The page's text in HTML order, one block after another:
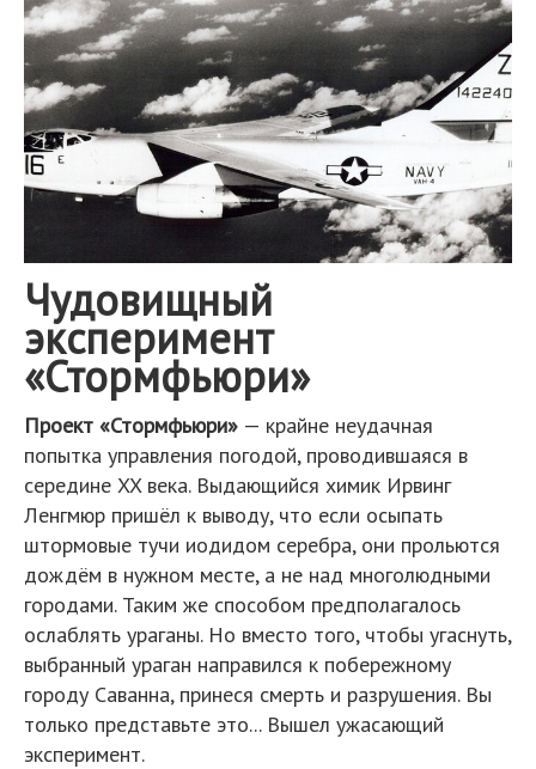
Чудовищный
эксперимент
«Стормфьюри»
Проект «Стормфьюри» — крайне неудачная
попытка управления погодой, проводившаяся в
середине XX века. Выдающийся химик Ирвинг
Ленгмюр пришёл к выводу, что если осыпать
штормовые тучи иодидом серебра, они прольются
дождём в нужном месте, а не над многолюдными
городами. Таким же способом предполагалось
ослаблять ураганы. Но вместо того, чтобы угаснуть,
выбранный ураган направился к побережному
городу Саванна, принеся смерть и разрушения. Вы
только представьте это... Вышел ужасающий
эксперимент.